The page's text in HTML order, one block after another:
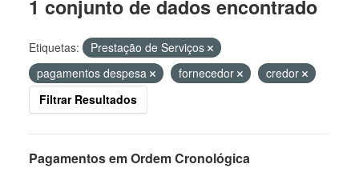
1 conjunto de dados encontrado
Etiquetas:
Prestação de Serviços
pagamentos despesa
fornecedor
credor
Filtrar Resultados
Pagamentos em Ordem Cronológica